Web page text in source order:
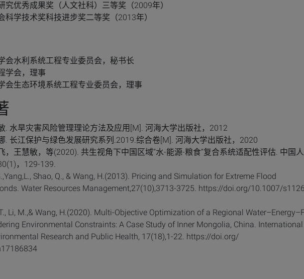
究优秀成果奖（人文社科）三等奖（2009年）
科学技术奖科技进步奖二等奖（2013年）
会水利系统工程专业委员会，秘书长
学会，理事
会生态环境系统工程专业委员会，理事
. 水旱灾害风险管理理论方法及应用[M]. 河海大学出版社，2012
. 长江保护与绿色发展研究系列.2019.综合卷[M]. 河海大学出版社，2020
，王慧敏，等(2020). 共生视角下中国区域“水-能源-粮食”复合系统适配性评估. 中国
，129-139.
Shao, Q., & Wang, H.(2013). Pricing and Simulation for Extreme Flood
Water Resources Management,27(10),3713-3725. https://doi.org/10.1007/
Li, M.,& Wang, H.(2020). Multi-Objective Optimization of a Regional
Environmental Constraints: A Case Study of Inner Mongolia, China. International
Research and Public Health, 17(18),1-22. https://doi.org/